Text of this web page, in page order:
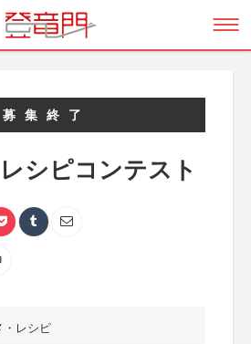
募集終了
シピコンテスト
・レシピ